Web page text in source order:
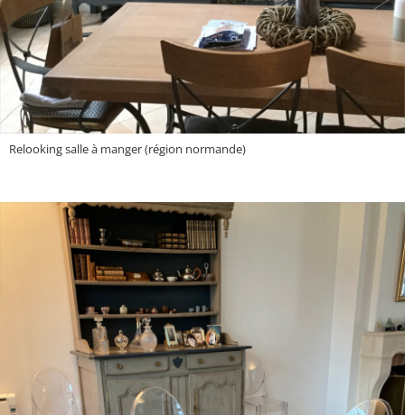
Relooking salle à manger (région normande)